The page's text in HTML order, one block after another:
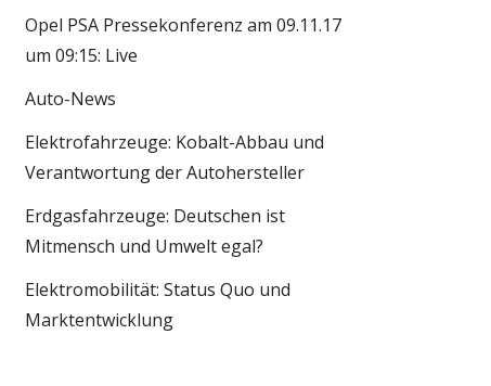
Opel PSA Pressekonferenz am 09.11.17
um 09:15: Live
Auto-News
Elektrofahrzeuge: Kobalt-Abbau und
Verantwortung der Autohersteller
Erdgasfahrzeuge: Deutschen ist
Mitmensch und Umwelt egal?
Elektromobilität: Status Quo und
Marktentwicklung